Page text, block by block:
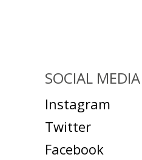
SOCIAL MEDIA
Instagram
Twitter
Facebook